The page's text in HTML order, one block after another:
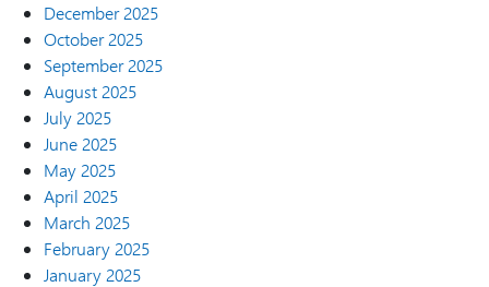
December 2025
October 2025
September 2025
August 2025
July 2025
June 2025
May 2025
April 2025
March 2025
February 2025
January 2025